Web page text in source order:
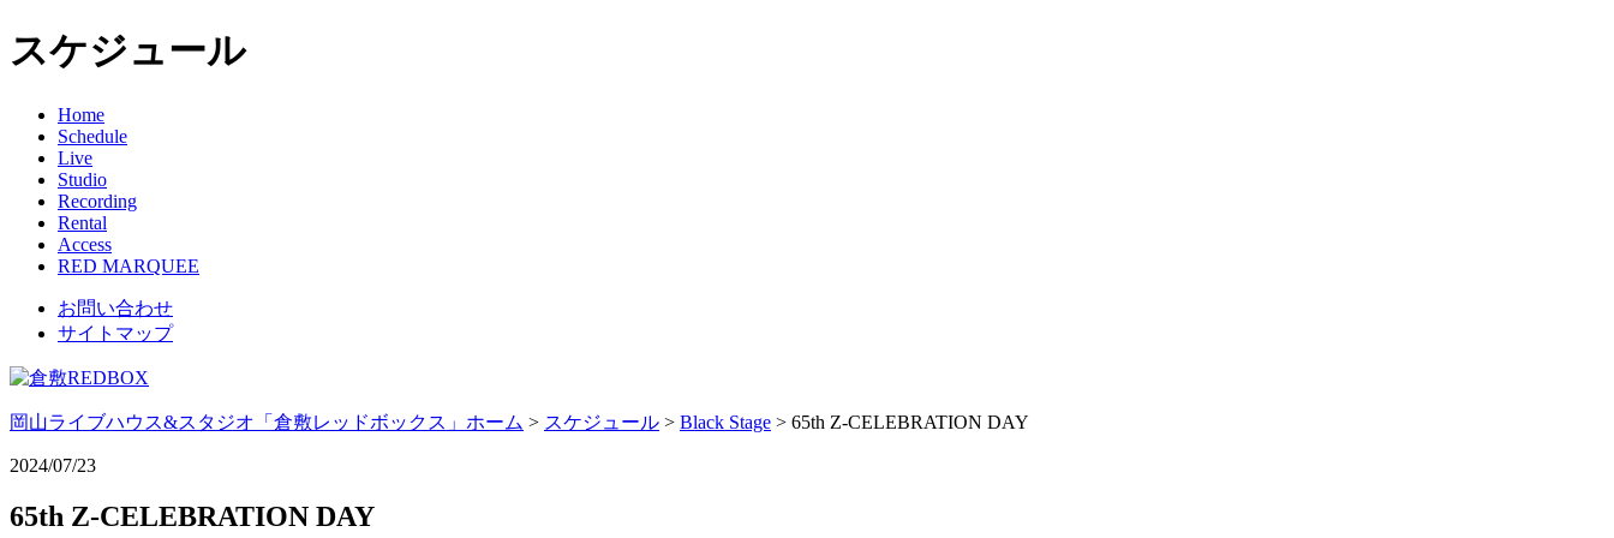
スケジュール
Home
Schedule
Live
Studio
Recording
Rental
Access
RED MARQUEE
お問い合わせ
サイトマップ
岡山ライブハウス&スタジオ「倉敷レッドボックス」ホーム > スケジュール > Black Stage > 65th Z-CELEBRATION DAY
2024/07/23
65th Z-CELEBRATION DAY